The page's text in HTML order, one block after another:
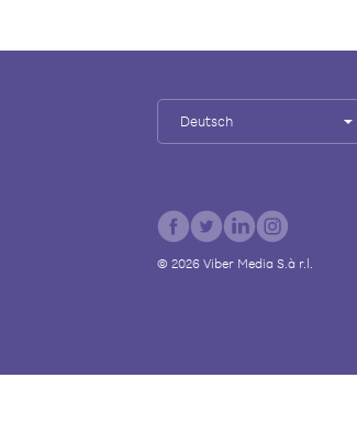
Deutsch
© 2026 Viber Media S.à r.l.